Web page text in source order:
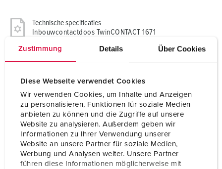
Zustimmung Details Über Cookies
Diese Webseite verwendet Cookies
Wir verwenden Cookies, um Inhalte und Anzeigen
zu personalisieren, Funktionen für soziale Medien
anbieten zu können und die Zugriffe auf unsere
Website zu analysieren. Außerdem geben wir
Informationen zu Ihrer Verwendung unserer
Website an unsere Partner für soziale Medien,
Werbung und Analysen weiter. Unsere Partner
führen diese Informationen möglicherweise mit
Technische specificaties
Inbouwcontactdoos TwinCONTACT 1671
Polen
Voltage 50-500 V
Uurstand 2 h
Hertz 300-500 Hz
Aansluittechniek zonder schroeven, TwinCONTACT